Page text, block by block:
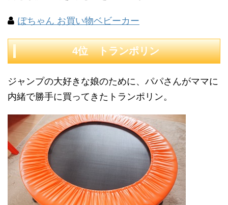
ぽちゃん お買い物ベビーカー
4位 トランポリン
ジャンプの大好きな娘のために、パパさんがママに
内緒で勝手に買ってきたトランポリン。